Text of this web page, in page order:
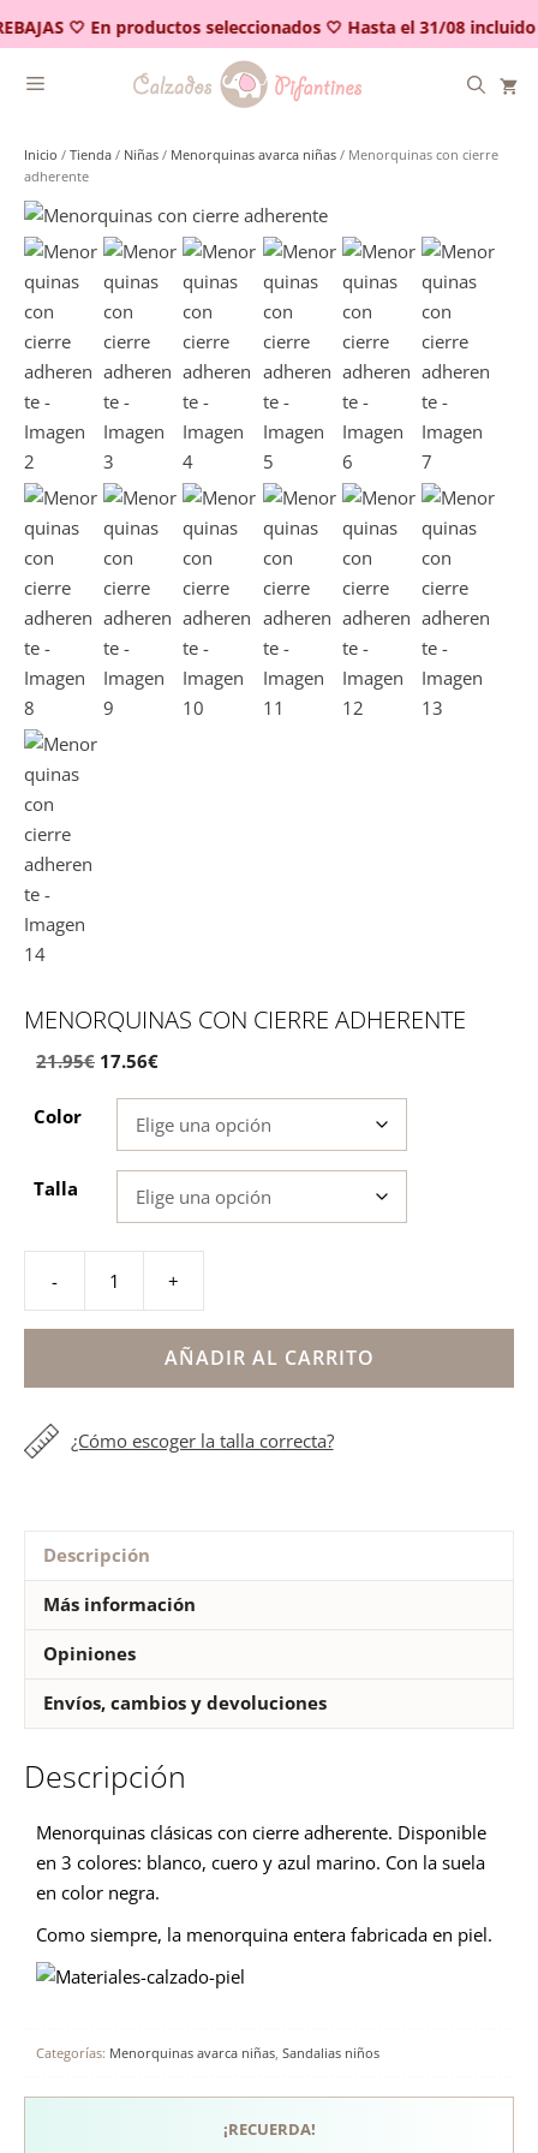
🤍 En productos seleccionados 🤍 Hasta el 31/08 incluido
al
contenido
Inicio / Tienda / Niñas / Menorquinas avarca niñas / Menorquinas con cierre
adherente
MENORQUINAS CON CIERRE ADHERENTE
21.95€ El
original
era:
17.56€El
actual
es:
Color
Talla
-
con
cierre
adherente
+
AÑADIR AL CARRITO
¿Cómo escoger la talla correcta?
Descripción
Más información
Opiniones
Envíos, cambios y devoluciones
Descripción
Menorquinas clásicas con cierre adherente. Disponible
en 3 colores: blanco, cuero y azul marino. Con la suela
en color negra.
Como siempre, la menorquina entera fabricada en piel.
Categorías: Menorquinas avarca niñas Sandalias niños
¡RECUERDA!